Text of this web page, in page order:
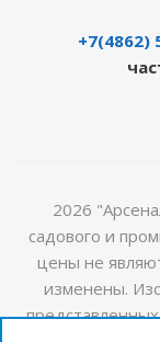
+7(4862)
2026
садового и
цены не
изменены.
представленных